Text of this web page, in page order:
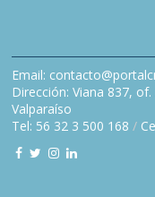
Email:
Dirección: Viana 837,
Valparaíso
Tel: 56 32 3 500 168 /